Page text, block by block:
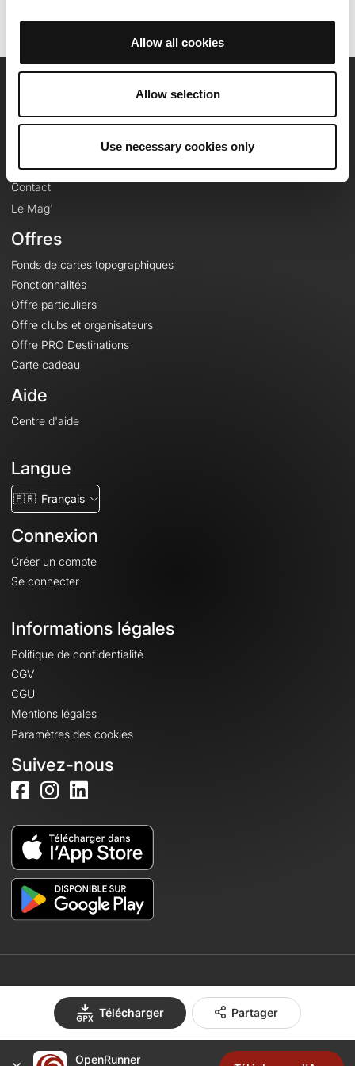
Allow all cookies
Allow selection
Use necessary cookies only
Télécharger Partager
Equipe
À propos
Contact
Le Mag'
Offres
Fonds de cartes topographiques
Fonctionnalités
Offre particuliers
Offre clubs et organisateurs
Offre PRO Destinations
Carte cadeau
Aide
Centre d'aide
Langue
🇫🇷 Français
Connexion
Créer un compte
Se connecter
Informations légales
Politique de confidentialité
CGV
CGU
Mentions légales
Paramètres des cookies
Suivez-nous
© 2026 OpenRunner - Version 7.31.3
Créez un compte
OpenRunner